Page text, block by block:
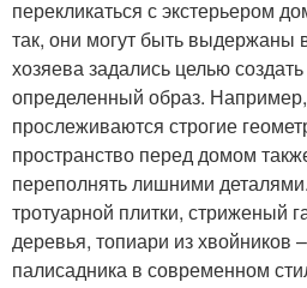
перекликаться с экстерьером
так, они могут быть выдержаны
хозяева задались целью
определенный образ.
прослеживаются строгие
пространство перед домом
переполнять лишними
тротуарной плитки, стриженый
деревья, топиари из хвойников
палисадника в современном